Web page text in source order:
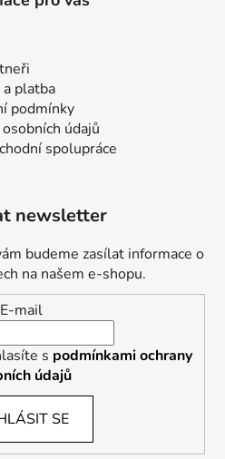
platba
podmínky
údajů
spolupráce
newsletter
budeme zasílat informace o
na našem e-shopu.
E-mail
s podmínkami ochrany
údajů
SE